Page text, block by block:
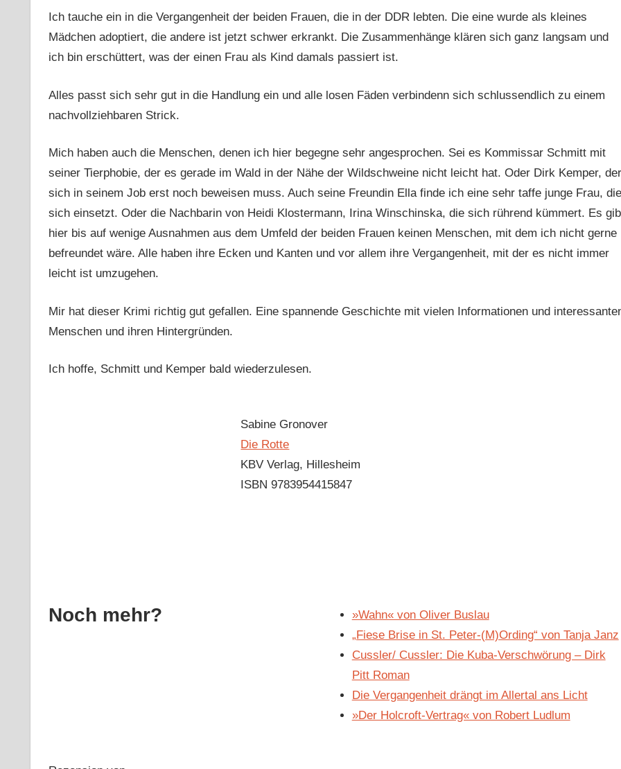
Ich tauche ein in die Vergangenheit der beiden Frauen, die in der DDR lebten. Die eine wurde als kleines
Mädchen adoptiert, die andere ist jetzt schwer erkrankt. Die Zusammenhänge klären sich ganz langsam und
ich bin erschüttert, was der einen Frau als Kind damals passiert ist.
Alles passt sich sehr gut in die Handlung ein und alle losen Fäden verbindenn sich schlussendlich zu einem
nachvollziehbaren Strick.
Mich haben auch die Menschen, denen ich hier begegne sehr angesprochen. Sei es Kommissar Schmitt mit
seiner Tierphobie, der es gerade im Wald in der Nähe der Wildschweine nicht leicht hat. Oder Dirk Kemper, der
sich in seinem Job erst noch beweisen muss. Auch seine Freundin Ella finde ich eine sehr taffe junge Frau, die
sich einsetzt. Oder die Nachbarin von Heidi Klostermann, Irina Winschinska, die sich rührend kümmert. Es
hier bis auf wenige Ausnahmen aus dem Umfeld der beiden Frauen keinen Menschen, mit dem ich nicht gerne
befreundet wäre. Alle haben ihre Ecken und Kanten und vor allem ihre Vergangenheit, mit der es nicht immer
leicht ist umzugehen.
Mir hat dieser Krimi richtig gut gefallen. Eine spannende Geschichte mit vielen Informationen und
Menschen und ihren Hintergründen.
Ich hoffe, Schmitt und Kemper bald wiederzulesen.
Sabine Gronover
Die Rotte
KBV Verlag, Hillesheim
ISBN 9783954415847
Noch mehr?
»Wahn« von Oliver Buslau
„Fiese Brise in St. Peter-(M)Ording“ von Tanja Janz
Cussler/ Cussler: Die Kuba-Verschwörung – Dirk
Pitt Roman
Die Vergangenheit drängt im Allertal ans Licht
»Der Holcroft-Vertrag« von Robert Ludlum